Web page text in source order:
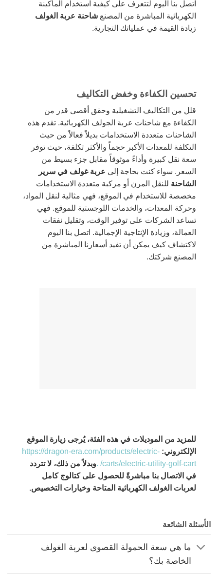
اتصل بنا اليوم لتتعرف على كيفية استخدام الماكينة
الكهربائية المباشرة من المصنع شاحنة عربة الغولف
زيادة القيمة في عملياتك التجارية.
تحسين الكفاءة وخفض التكاليف
قلل من التكاليف التشغيلية وحقق أقصى قدر من
الكفاءة مع شاحنات عربة الجولف الكهربائية. تقدم هذه
الشاحنات متعددة الاستخدامات بديلاً فعالاً من حيث
التكلفة للمعدات الأكبر حجماً والأكثر تكلفة، حيث توفر
سعة نقل كبيرة وأداءً موثوقاً مقابل جزء بسيط من
السعر. سواء كنت بحاجة إلى عربة غولف في سرير
الشاحنة للنقل المرن أو مركبة متعددة الاستخدامات
مخصصة للاستخدام في الموقع، فهي مثالية لنقل المواد،
وحركة المعدات، والخدمات اللوجستية للموقع. فهي
تساعد الشركات على توفير الوقت، وتقليل نفقات
العمالة، وزيادة الإنتاجية الإجمالية. اتصل بنا اليوم
لاكتشاف كيف يمكن أن تفيد أسعارنا المباشرة من
المصنع شركتك.
للمزيد من الموديلات في هذه الفئة، يُرجى زيارة الموقع
الإلكتروني: https://dragon-era.com/products/electric-
carts/electric-utility-golf-cart/ .
وبدلاً من ذلك، لا تتردد
في الاتصال بنا مباشرةً للحصول على كتالوج كامل
لعربات الغولف الكهربائية المتاحة وخيارات التخصيص.
الأسئلة الشائعة
ما هي سعة الحمولة القصوى لعربة الغولف
الخاصة بك؟